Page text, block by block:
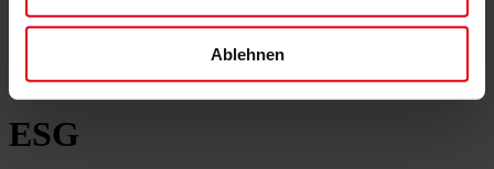
Ablehnen
Über uns
Kontakt
ESG